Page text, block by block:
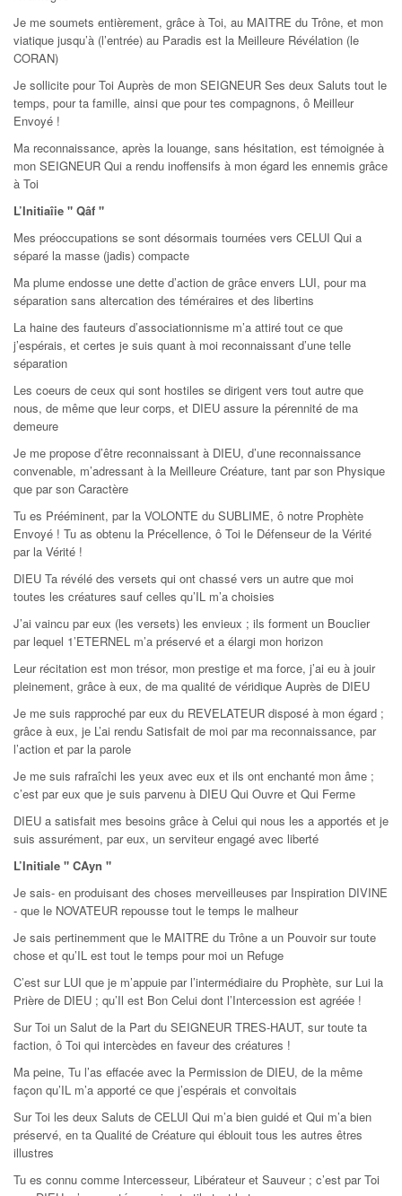
Je me soumets entièrement, grâce à Toi, au MAITRE du Trône, et mon
viatique jusqu’à (l’entrée) au Paradis est la Meilleure Révélation (le
CORAN)
Je sollicite pour Toi Auprès de mon SEIGNEUR Ses deux Saluts tout le
temps, pour ta famille, ainsi que pour tes compagnons, ô Meilleur
Envoyé !
Ma reconnaissance, après la louange, sans hésitation, est témoignée à
mon SEIGNEUR Qui a rendu inoffensifs à mon égard les ennemis grâce
à Toi
L’Initiaîie " Qâf "
Mes préoccupations se sont désormais tournées vers CELUI Qui a
séparé la masse (jadis) compacte
Ma plume endosse une dette d’action de grâce envers LUI, pour ma
séparation sans altercation des téméraires et des libertins
La haine des fauteurs d’associationnisme m’a attiré tout ce que
j’espérais, et certes je suis quant à moi reconnaissant d’une telle
séparation
Les coeurs de ceux qui sont hostiles se dirigent vers tout autre que
nous, de même que leur corps, et DIEU assure la pérennité de ma
demeure
Je me propose d’être reconnaissant à DIEU, d’une reconnaissance
convenable, m’adressant à la Meilleure Créature, tant par son Physique
que par son Caractère
Tu es Prééminent, par la VOLONTE du SUBLIME, ô notre Prophète
Envoyé ! Tu as obtenu la Précellence, ô Toi le Défenseur de la Vérité
par la Vérité !
DIEU Ta révélé des versets qui ont chassé vers un autre que moi
toutes les créatures sauf celles qu’IL m’a choisies
J’ai vaincu par eux (les versets) les envieux ; ils forment un Bouclier
par lequel 1’ETERNEL m’a préservé et a élargi mon horizon
Leur récitation est mon trésor, mon prestige et ma force, j’ai eu à jouir
pleinement, grâce à eux, de ma qualité de véridique Auprès de DIEU
Je me suis rapproché par eux du REVELATEUR disposé à mon égard ;
grâce à eux, je L’ai rendu Satisfait de moi par ma reconnaissance, par
l’action et par la parole
Je me suis rafraîchi les yeux avec eux et ils ont enchanté mon âme ;
c’est par eux que je suis parvenu à DIEU Qui Ouvre et Qui Ferme
DIEU a satisfait mes besoins grâce à Celui qui nous les a apportés et je
suis assurément, par eux, un serviteur engagé avec liberté
L’Initiale " CAyn "
Je sais- en produisant des choses merveilleuses par Inspiration DIVINE
- que le NOVATEUR repousse tout le temps le malheur
Je sais pertinemment que le MAITRE du Trône a un Pouvoir sur toute
chose et qu’IL est tout le temps pour moi un Refuge
C’est sur LUI que je m’appuie par l’intermédiaire du Prophète, sur Lui la
Prière de DIEU ; qu’Il est Bon Celui dont l’Intercession est agréée !
Sur Toi un Salut de la Part du SEIGNEUR TRES-HAUT, sur toute ta
faction, ô Toi qui intercèdes en faveur des créatures !
Ma peine, Tu l’as effacée avec la Permission de DIEU, de la même
façon qu’IL m’a apporté ce que j’espérais et convoitais
Sur Toi les deux Saluts de CELUI Qui m’a bien guidé et Qui m’a bien
préservé, en ta Qualité de Créature qui éblouit tous les autres êtres
illustres
Tu es connu comme Intercesseur, Libérateur et Sauveur ; c’est par Toi